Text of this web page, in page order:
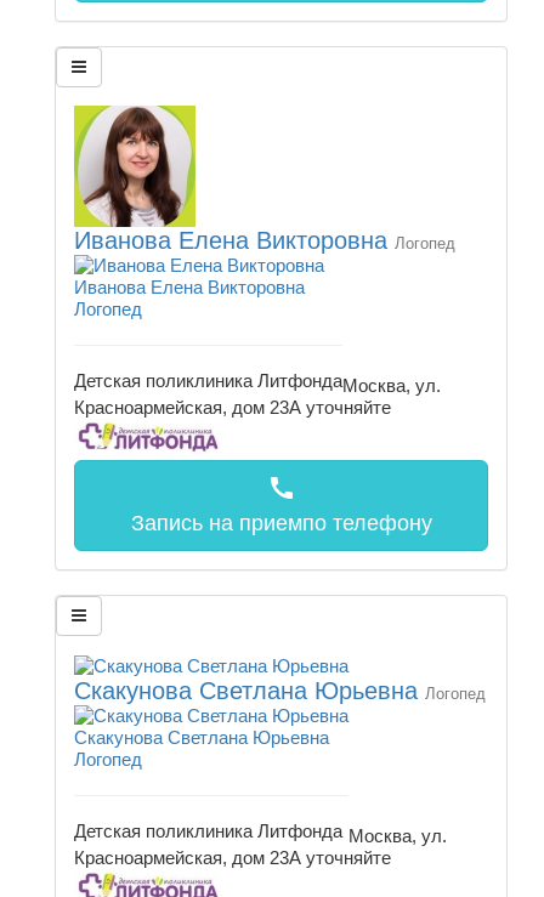
Иванова Елена Викторовна Логопед
Иванова Елена Викторовна
Логопед
Детская поликлиника ЛитфондаМосква, ул.
Красноармейская, дом 23А уточняйте
call
Запись на приемпо телефону
Скакунова Светлана Юрьевна Логопед
Скакунова Светлана Юрьевна
Логопед
Детская поликлиника Литфонда Москва, ул.
Красноармейская, дом 23А уточняйте